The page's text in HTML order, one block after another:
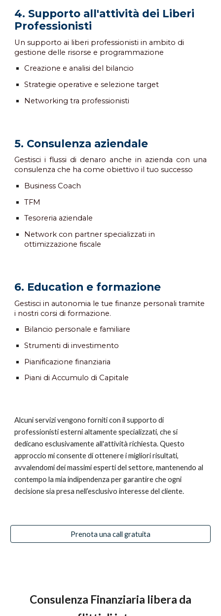
4. Supporto all'attività dei Liberi
Professionisti
Un supporto ai liberi professionisti in ambito di
gestione delle risorse e programmazione
Creazione e analisi del bilancio
Strategie operative e selezione target
Networking tra professionisti
5. Consulenza aziendale
Gestisci i flussi di denaro anche in azienda con una
consulenza che ha come obiettivo il tuo successo
Business Coach
TFM
Tesoreria aziendale
Network con partner specializzati in
ottimizzazione fiscale
6. Education e formazione
Gestisci in autonomia le tue finanze personali tramite
i nostri corsi di formazione.
Bilancio personale e familiare
Strumenti di investimento
Pianificazione finanziaria
Piani di Accumulo di Capitale
Alcuni servizi vengono forniti con il supporto di
professionisti esterni altamente specializzati, che si
dedicano esclusivamente all'attività richiesta. Questo
approccio mi consente di ottenere i migliori risultati,
avvalendomi dei massimi esperti del settore, mantenendo al
contempo la mia indipendenza per garantire che ogni
decisione sia presa nell’esclusivo interesse del cliente.
Prenota una call gratuita
Consulenza Finanziaria libera da